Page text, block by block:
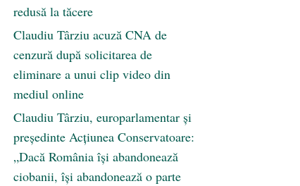
redusă la tăcere
Claudiu Târziu acuză CNA de
cenzură după solicitarea de
eliminare a unui clip video din
mediul online
Claudiu Târziu, europarlamentar și
președinte Acțiunea Conservatoare:
„Dacă România își abandonează
ciobanii, își abandonează o parte